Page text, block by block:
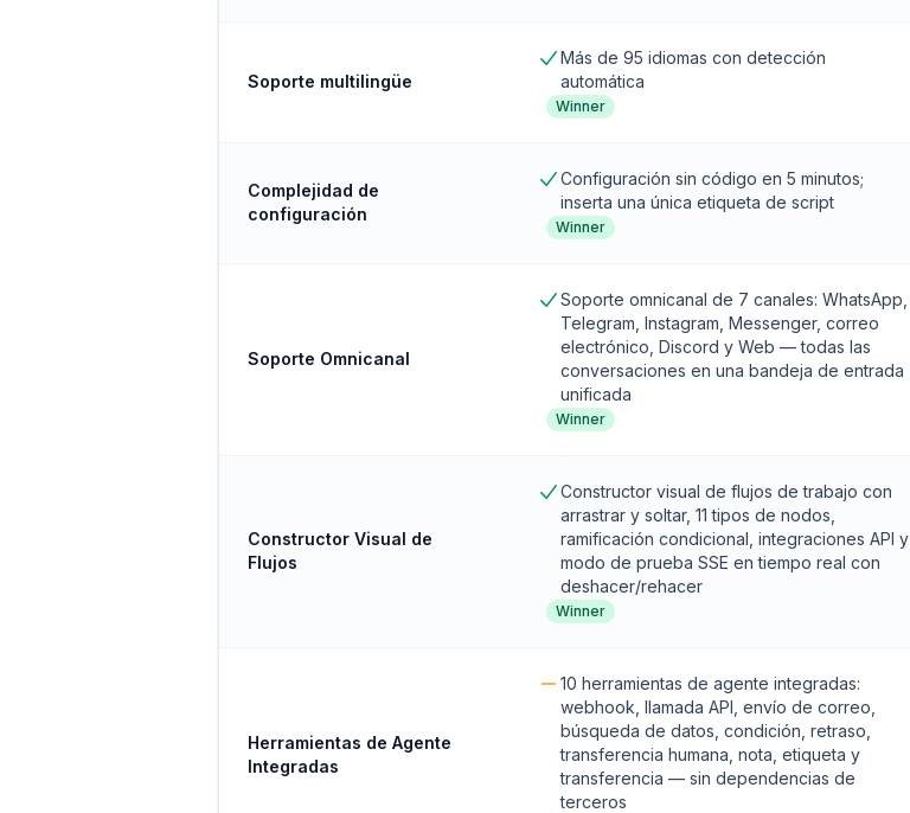
Soporte multilingüe
Más de 95 idiomas con detección
automática
Winner
Complejidad de
configuración
Configuración sin código en 5 minutos;
inserta una única etiqueta de script
Winner
Soporte Omnicanal
Soporte omnicanal de 7 canales: WhatsApp,
Telegram, Instagram, Messenger, correo
electrónico, Discord y Web — todas las
conversaciones en una bandeja de entrada
unificada
Winner
Constructor Visual de
Flujos
Constructor visual de flujos de trabajo con
arrastrar y soltar, 11 tipos de nodos,
ramificación condicional, integraciones API y
modo de prueba SSE en tiempo real con
deshacer/rehacer
Winner
Herramientas de Agente
Integradas
10 herramientas de agente integradas:
webhook, llamada API, envío de correo,
búsqueda de datos, condición, retraso,
transferencia humana, nota, etiqueta y
transferencia — sin dependencias de
terceros